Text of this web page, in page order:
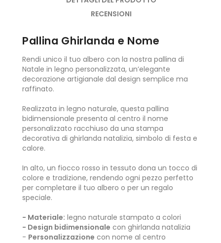
RECENSIONI
Pallina Ghirlanda e Nome
Rendi unico il tuo albero con la nostra pallina di
Natale in legno personalizzata, un’elegante
decorazione artigianale dal design semplice ma
raffinato.
Realizzata in legno naturale, questa pallina
bidimensionale presenta al centro il nome
personalizzato racchiuso da una stampa
decorativa di ghirlanda natalizia, simbolo di festa e
calore.
In alto, un fiocco rosso in tessuto dona un tocco di
colore e tradizione, rendendo ogni pezzo perfetto
per completare il tuo albero o per un regalo
speciale.
- Materiale: legno naturale stampato a colori
- Design bidimensionale con ghirlanda natalizia
- Personalizzazione con nome al centro